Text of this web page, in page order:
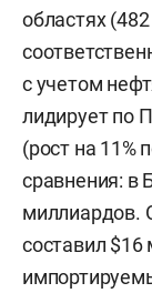
областях
с учетом
лидирует по
(рост на 11%
сравнения: в
миллиардов.
составил